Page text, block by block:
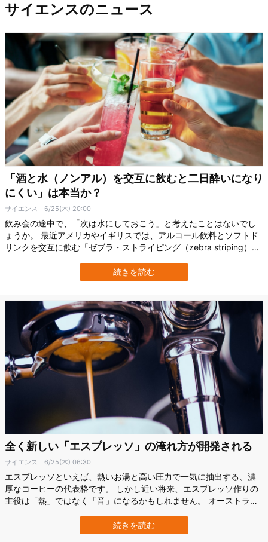
サイエンスのニュース
「酒と水（ノンアル）を交互に飲むと二日酔いになり
にくい」は本当か？
サイエンス 6/25(木) 20:00
飲み会の途中で、「次は水にしておこう」と考えたことはないでし
ょうか。 最近アメリカやイギリスでは、アルコール飲料とソフトド
リンクを交互に飲む「ゼブラ・ストライピング（zebra striping）」
などでも話題ですが、研究者たちは、その効果を少し違う視点から
見ています。 イギリスのリヴァプール・ジョン・ムーア大学
続きを読む
全く新しい「エスプレッソ」の淹れ方が開発される
サイエンス 6/25(木) 06:30
エスプレッソといえば、熱いお湯と高い圧力で一気に抽出する、濃
厚なコーヒーの代表格です。 しかし近い将来、エスプレッソ作りの
主役は「熱」ではなく「音」になるかもしれません。 オーストラリ
を使わず、超音波を利用することで、常温付近の水からエスプレッ
ソ並みの濃さをもつコーヒーを2〜3分で抽出できることを示しまし
続きを読む